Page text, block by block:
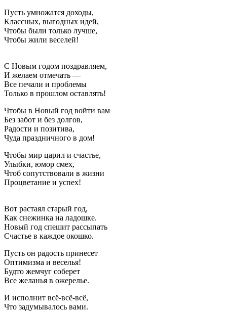
Пусть умножатся доходы,
Классных, выгодных идей,
Чтобы были только лучше,
Чтобы жили веселей!
С Новым годом поздравляем,
И желаем отмечать —
Все печали и проблемы
Только в прошлом оставлять!
Чтобы в Новый год войти вам
Без забот и без долгов,
Радости и позитива,
Чуда праздничного в дом!
Чтобы мир царил и счастье,
Улыбки, юмор смех,
Чтоб сопутствовали в жизни
Процветание и успех!
Вот растаял старый год,
Как снежинка на ладошке.
Новый год спешит рассыпать
Счастье в каждое окошко.
Пусть он радость принесет
Оптимизма и веселья!
Будто жемчуг соберет
Все желанья в ожерелье.
И исполнит всё-всё-всё,
Что задумывалось вами.